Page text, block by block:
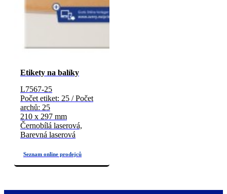
Etikety na balíky
L7567-25
Počet etiket: 25 / Počet
archů: 25
210 x 297 mm
Černobílá laserová,
Barevná laserová